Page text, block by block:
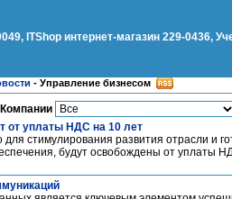
ITShop интернет-магазин 229-0436,
- Управление бизнесом
Компании
от уплаты НДС на 10 лет
стимулирования развития отрасли и
будут освобождены от уплаты